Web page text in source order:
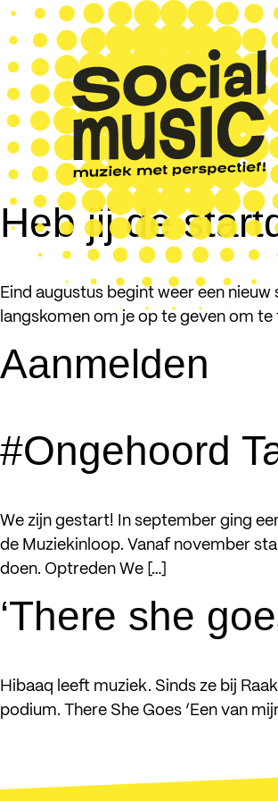
Heb jij de
Eind augustus begint weer een
langskomen om je op te geven om
Aanmelden
#Ongehoord
We zijn gestart! In september ging
de Muziekinloop. Vanaf november
doen. Optreden We […]
‘There she
Hibaaq leeft muziek. Sinds ze bij
podium. There She Goes ‘Een van